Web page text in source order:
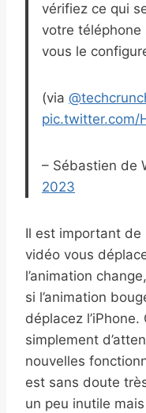
vérifiez ce qui
votre téléphone
vous le
(via
pic.twitter.com/
– Sébastien de
2023
Il est important de
vidéo vous
l’animation
si l’animation
déplacez
simplement
nouvelles
est sans doute
un peu inutile